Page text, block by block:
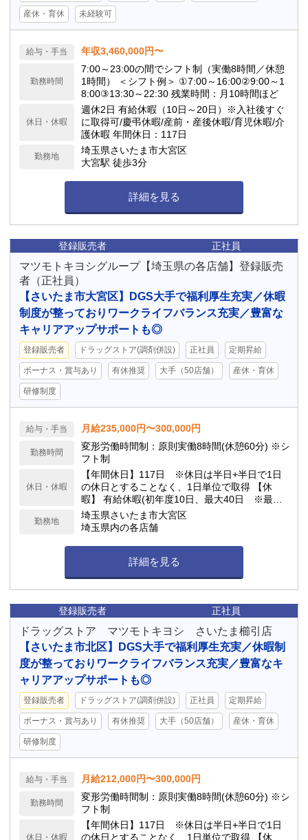
産休・育休 未経験可
給与・手当 年収3,460,000円〜
勤務時間
7:00～23:00の間でシフト制（実働8時間／休憩
1時間） ＜シフト例＞ ①7:00～16:00②9:00～1
8:00③13:30～22:30 残業時間：月10時間ほど
休日・休暇
週休2日 有給休暇（10日～20日）※入社後すぐ
に取得可/慶弔休暇/産前・産後休暇/育児休暇/介
護休暇 年間休日：117日
勤務地
埼玉県さいたま市大宮区
大宮駅 徒歩3分
詳細を見る
登録販売者 正社員
マツモトキヨシグループ【埼玉県の各店舗】登録販売
者（正社員）
【さいたま市大宮区】DGS大手で福利厚生充実／休暇
制度が整っておりワークライフバランス充実／豊富な
キャリアアップサポートも◎
登録販売者 ドラッグストア(調剤併設) 正社員 定期昇給
ボーナス・賞与あり 有休推奨 大手（50店舗） 産休・育休
研修制度
給与・手当 月給235,000円〜300,000円
勤務時間
変形労働時間制：原則実働8時間(休憩60分) ※シ
フト制
休日・休暇
【年間休日】117日 ※休日は半日+半日で1日
の休日とすることなく、1日単位で取得 【休
暇】 有給休暇(初年度10日、最大40日 ※最低5
日間の有給休暇取得を義務付） 連続休暇(最大7
日）、慶弔休暇、アニバーサリー(1日）、 産
護休業 他
勤務地
埼玉県さいたま市大宮区
埼玉県内の各店舗
詳細を見る
登録販売者 正社員
ドラッグストア マツモトキヨシ さいたま櫛引店
【さいたま市北区】DGS大手で福利厚生充実／休暇制
度が整っておりワークライフバランス充実／豊富なキ
ャリアアップサポートも◎
登録販売者 ドラッグストア(調剤併設) 正社員 定期昇給
ボーナス・賞与あり 有休推奨 大手（50店舗） 産休・育休
研修制度
給与・手当 月給212,000円〜300,000円
勤務時間
変形労働時間制：原則実働8時間(休憩60分) ※シ
フト制
休日・休暇
【年間休日】117日 ※休日は半日+半日で1日
の休日とすることなく、1日単位で取得 【休